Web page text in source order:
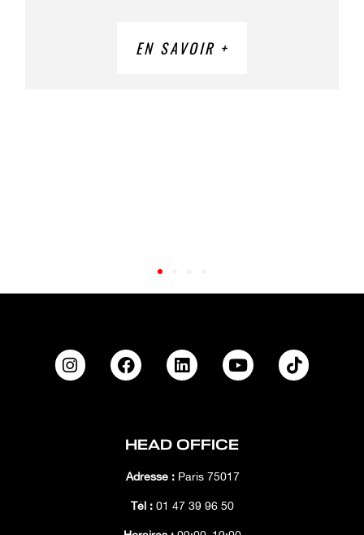
EN SAVOIR +
HEAD OFFICE
Adresse :Paris 75017
Tél : 01 47 39 96 50